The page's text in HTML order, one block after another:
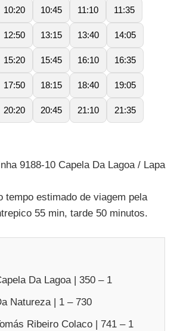
10:20 10:45 11:10 11:35
12:50 13:15 13:40 14:05
15:20 15:45 16:10 16:35
17:50 18:15 18:40 19:05
20:20 20:45 21:10 21:35
9188-10 Capela Da Lagoa / Lapa
tempo estimado de viagem pela
55 min, tarde 50 minutos.
Da Lagoa | 350 – 1
Natureza | 1 – 730
Ribeiro Colaco | 741 – 1